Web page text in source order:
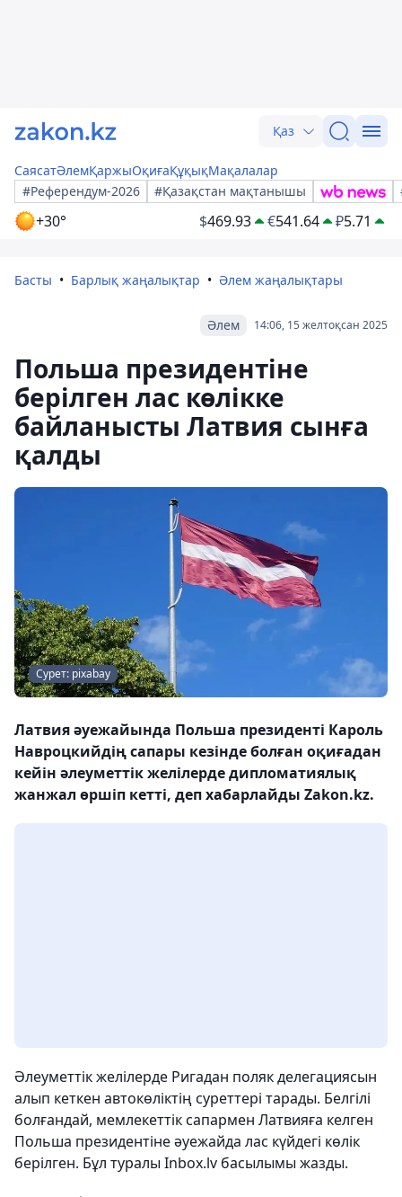
Қаз
СаясатӘлемҚаржыОқиғаҚұқықМақалалар
#Референдум-2026
#Қазақстан мақтанышы
+30° $469.93 €541.64 ₽5.71
Басты Барлық жаңалықтар Әлем жаңалықтары
14:06, 15 желтоқсан 2025
Әлем
Польша президентіне
берілген лас көлікке
байланысты Латвия сынға
қалды
Сурет: pixabay
Латвия әуежайында Польша президенті Кароль
Навроцкийдің сапары кезінде болған оқиғадан
кейін әлеуметтік желілерде дипломатиялық
жанжал өршіп кетті, деп хабарлайды Zakon.kz.
Әлеуметтік желілерде Ригадан поляк делегациясын
алып кеткен автокөліктің суреттері тарады. Белгілі
болғандай, мемлекеттік сапармен Латвияға келген
Польша президентіне әуежайда лас күйдегі көлік
берілген. Бұл туралы Inbox.lv басылымы жазды.